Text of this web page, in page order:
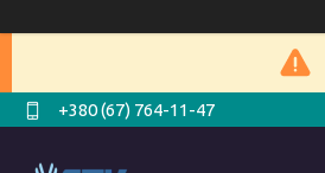
+380 (67) 764-11-47